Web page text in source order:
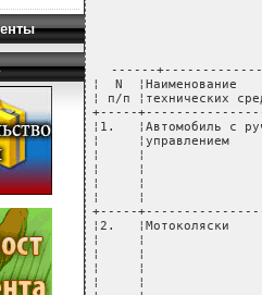
------+-------------------+------------------+--------------+-------------+-----------------+-----------
¦  N  ¦Наименование       ¦  Основание для   ¦Условия выдачи¦    Срок     ¦       Кто       ¦Источник       ¦
¦ п/п ¦технических средств¦   обеспечения    ¦              ¦эксплуатации ¦   обеспечивает  ¦финансирования ¦
+-----+-------------------+------------------+--------------+-------------+-----------------+---------------+
¦1.   ¦Автомобиль с ручным¦заключение        ¦бесплатно или ¦10 лет       ¦Управление       ¦бюджеты        ¦
¦     ¦управлением        ¦областной и       ¦на льготных   ¦             ¦социальной       ¦областей и     ¦
¦     ¦                   ¦Минской           ¦условиях      ¦             ¦защиты           ¦города Минска  ¦
¦     ¦                   ¦центральной       ¦(оплата 20%   ¦             ¦облисполкомов    ¦               ¦
¦     ¦                   ¦городской         ¦стоимости) <*>¦             ¦и Мингорисполкома¦               ¦
¦     ¦                   ¦МРЭК              ¦              ¦             ¦                 ¦               ¦
+-----+-------------------+------------------+--------------+-------------+-----------------+---------------+
¦2.   ¦Мотоколяски        ¦заключение        ¦бесплатно     ¦5 лет        ¦Управления       ¦бюджеты        ¦
¦     ¦                   ¦областной         ¦или на        ¦             ¦социальной       ¦областей и     ¦
¦     ¦                   ¦и Минской         ¦льготных      ¦             ¦защиты           ¦города Минска  ¦
¦     ¦                   ¦центральной       ¦условиях      ¦             ¦облисполкомов и  ¦               ¦
¦     ¦                   ¦городской         ¦              ¦